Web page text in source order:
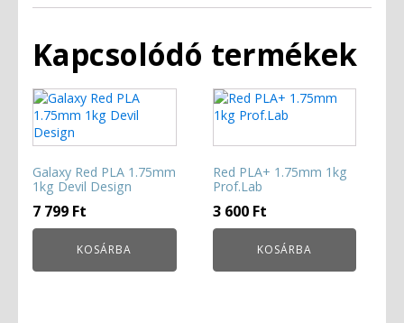
Kapcsolódó termékek
Galaxy Red PLA 1.75mm
1kg Devil Design
7 799 Ft
KOSÁRBA
Red PLA+ 1.75mm 1kg
Prof.Lab
3 600 Ft
KOSÁRBA